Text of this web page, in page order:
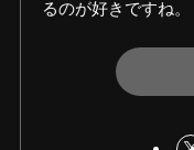
るのが好きですね。